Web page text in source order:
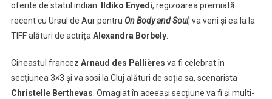
oferite de statul indian.
Ildiko Enyedi, regizoarea premiată
recent cu Ursul de Aur pentru On Body and Soul, va veni și ea la la
TIFF alături de actrița Alexandra Borbely.
Cineastul francez Arnaud des Pallières va fi celebrat în
secțiunea 3×3 și va sosi la Cluj alături de soția sa, scenarista
Christelle Berthevas . Omagiat în aceeași secțiune va fi și multi-